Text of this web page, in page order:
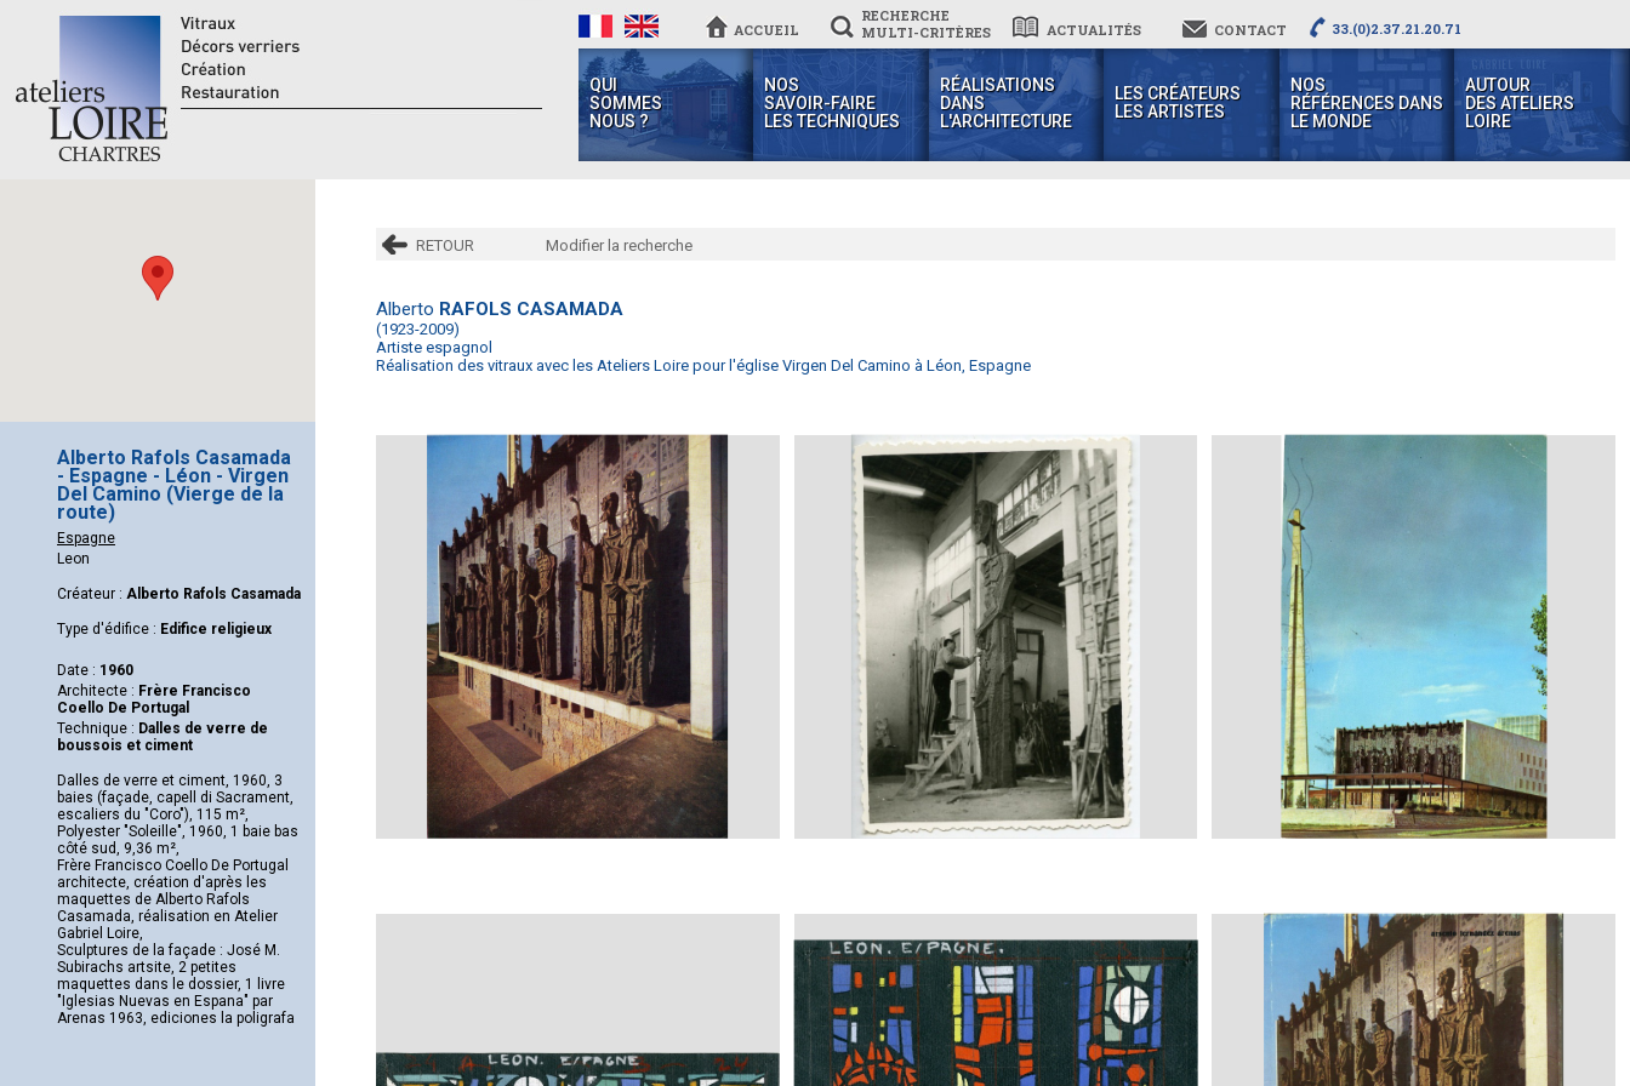
ACCUEIL
RECHERCHE
MULTI-CRITÈRES
ACTUALITÉS CONTACT 33.(0)2.37.21.20.71
QUI
SOMMES
NOUS ?
NOS
SAVOIR-FAIRE
LES TECHNIQUES
RÉALISATIONS
DANS
L'ARCHITECTURE
LES CRÉATEURS
LES ARTISTES
NOS
RÉFÉRENCES DANS
LE MONDE
AUTOUR
DES ATELIERS
LOIRE
Alberto Rafols Casamada
- Espagne - Léon - Virgen
Del Camino (Vierge de la
route)
Espagne
Leon
Créateur : Alberto Rafols Casamada
Type d'édifice : Edifice religieux
Date : 1960
Architecte : Frère Francisco
Coello De Portugal
Technique : Dalles de verre de
boussois et ciment
Dalles de verre et ciment, 1960, 3
baies (façade, capell di Sacrament,
escaliers du "Coro"), 115 m²,
Polyester "Soleille", 1960, 1 baie bas
côté sud, 9,36 m²,
Frère Francisco Coello De Portugal
architecte, création d'après les
maquettes de Alberto Rafols
Casamada, réalisation en Atelier
Gabriel Loire,
Sculptures de la façade : José M.
Subirachs artsite, 2 petites
maquettes dans le dossier, 1 livre
"Iglesias Nuevas en Espana" par
Arenas 1963, ediciones la poligrafa
RETOUR Modifier la recherche
Alberto RAFOLS CASAMADA
(1923-2009)
Artiste espagnol
Réalisation des vitraux avec les Ateliers Loire pour l'église Virgen Del Camino à Léon, Espagne